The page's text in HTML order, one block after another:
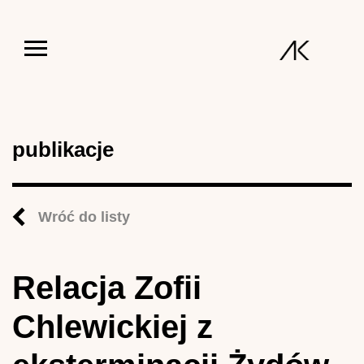
publikacje
Wróć do listy
Relacja Zofii
Chlewickiej z